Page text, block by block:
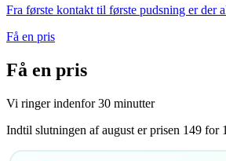
Fra første kontakt til første pudsning er der
Få en pris
Få en pris
Vi ringer indenfor 30 minutter
Indtil slutningen af august er prisen 149 for